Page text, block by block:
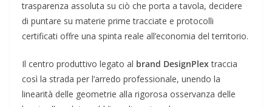
trasparenza assoluta su ciò che porta a tavola, decidere
di puntare su materie prime tracciate e protocolli
certificati offre una spinta reale all’economia del territorio.
Il centro produttivo legato al brand DesignPlextraccia
così la strada per l’arredo professionale, unendo la
linearità delle geometrie alla rigorosa osservanza delle